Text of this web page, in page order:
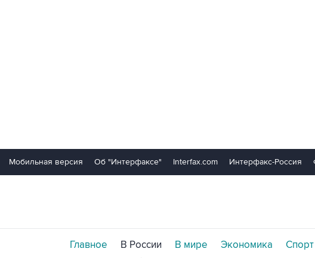
Мобильная версия Об "Интерфаксе" Interfax.com Интерфакс-Россия
Главное В России В мире Экономика Спорт